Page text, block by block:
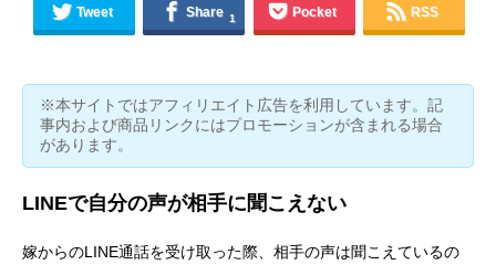
Tweet Share 1 Pocket RSS
※本サイトではアフィリエイト広告を利用しています。記
事内および商品リンクにはプロモーションが含まれる場合
があります。
LINEで自分の声が相手に聞こえない
嫁からのLINE通話を受け取った際、相手の声は聞こえているの